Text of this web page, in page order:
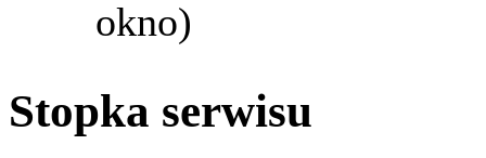
okno)
Stopka serwisu